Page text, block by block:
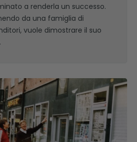
a renderla un successo.
da una famiglia di
vuole dimostrare il suo